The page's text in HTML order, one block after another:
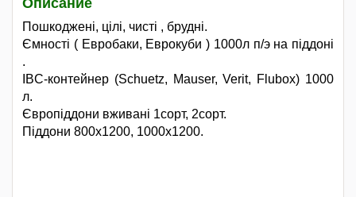
Пошкоджені, цілі, чисті , брудні.
Ємності ( Евробаки, Еврокуби ) 1000л п/э на піддоні
.
IBC-контейнер (Schuetz, Mauser, Verit, Flubox) 1000
л.
Європіддони вживані 1сорт, 2сорт.
Піддони 800х1200, 1000х1200.